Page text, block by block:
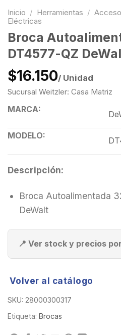
Inicio / Herramientas /
Eléctricas
Broca
DT4577-QZ
$16.150/ Unidad
Sucursal Weitzler: Casa Matriz
MARCA:
MODELO:
Descripción:
Broca Autoalimentada
DeWalt
📍 Ver stock y precios
Volver al catálogo
SKU: 28000300317
Etiqueta: Brocas